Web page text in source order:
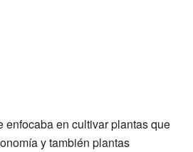
enfocaba en cultivar plantas que
y también plantas